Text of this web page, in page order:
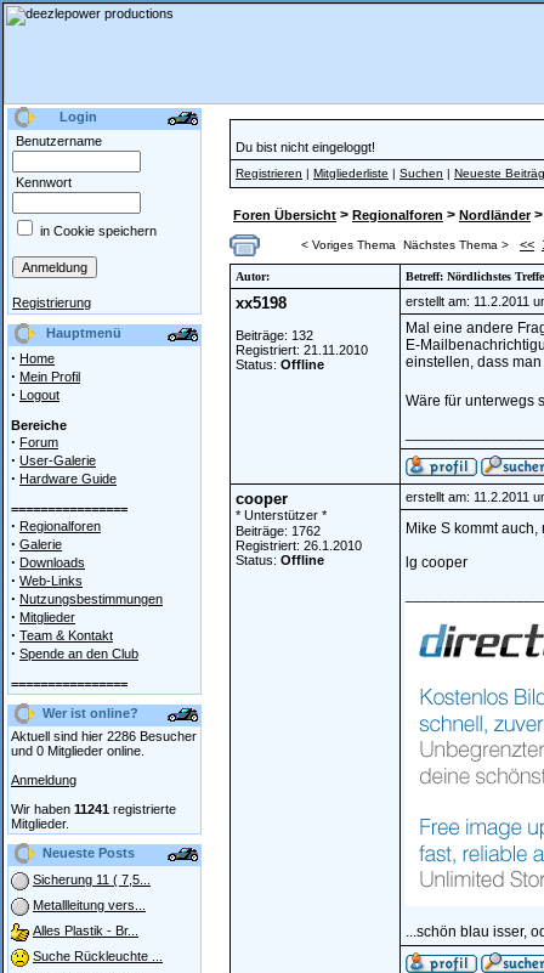
Login
Benutzername
Kennwort
in Cookie speichern
Registrierung
Hauptmenü
· Home
· Mein Profil
· Logout
Bereiche
· Forum
· User-Galerie
· Hardware Guide
================
· Regionalforen
· Galerie
· Downloads
· Web-Links
· Nutzungsbestimmungen
· Mitglieder
· Team & Kontakt
· Spende an den Club
================
Wer ist online?
Aktuell sind hier 2286 Besucher
und 0 Mitglieder online.
Anmeldung
Wir haben 11241 registrierte
Mitglieder.
Neueste Posts
Sicherung 11 ( 7,5...
Metallleitung vers...
Alles Plastik - Br...
Suche Rückleuchte ...
Du bist nicht eingeloggt!
Registrieren | Mitgliederliste | Suchen | Neueste
Foren Übersicht > Regionalforen > Nordländer>
< Voriges Thema Nächstes Thema > <<
Autor: Betreff: Nördlichstes
xx5198
Beiträge: 132
Registriert: 21.11.2010
Status: Offline
erstellt am: 11.2.2011
Mal eine andere
E-
einstellen, dass
Wäre für unterwegs
cooper
* Unterstützer *
Beiträge: 1762
Registriert: 26.1.2010
Status: Offline
erstellt am: 11.2.2011
Mike S kommt
lg cooper
...schön blau isser,